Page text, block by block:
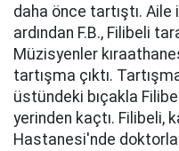
daha önce tartıştı.
ardından F.B., Filibeli
Müzisyenler
tartışma çıktı.
üstündeki bıçakla
yerinden kaçtı. Filibeli,
Hastanesi'nde